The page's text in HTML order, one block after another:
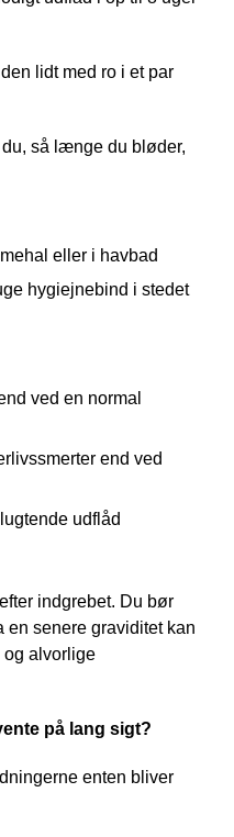
lidt med ro i et par
så længe du bløder,
eller i havbad
hygiejnebind i stedet
ved en normal
end ved
udflåd
indgrebet. Du bør
en senere graviditet kan
og alvorlige
på lang sigt?
enten bliver